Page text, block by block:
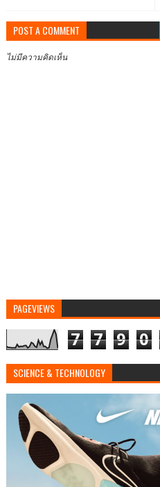
POST A COMMENT
ไม่มีความคิดเห็น
PAGEVIEWS
7 7 9 0
SCIENCE & TECHNOLOGY